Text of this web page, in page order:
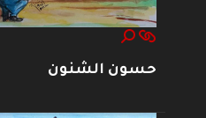
حسون الشنون